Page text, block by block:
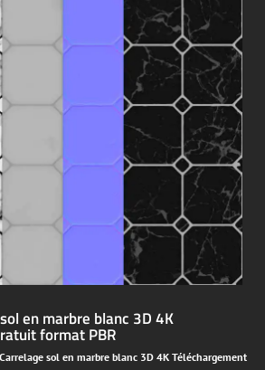
en marbre blanc 3D 4K
format PBR
sol en marbre blanc 3D 4K Téléchargement